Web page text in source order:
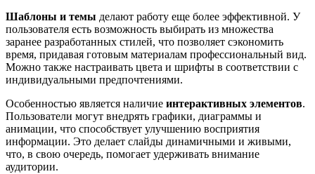
Шаблоны и темы делают работу еще более эффективной. У
пользователя есть возможность выбирать из множества
заранее разработанных стилей, что позволяет сэкономить
время, придавая готовым материалам профессиональный вид.
Можно также настраивать цвета и шрифты в соответствии с
индивидуальными предпочтениями.
Особенностью является наличие интерактивных элементов.
Пользователи могут внедрять графики, диаграммы и
анимации, что способствует улучшению восприятия
информации. Это делает слайды динамичными и живыми,
что, в свою очередь, помогает удерживать внимание
аудитории.